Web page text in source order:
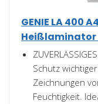
GENIE LA 400
Heißlaminator
Schutz
Zeichnungen
Feuchtigkeit.